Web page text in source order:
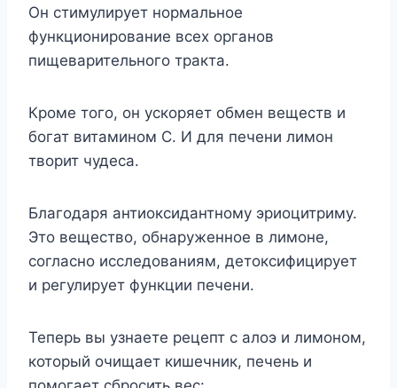
Он стимулирует нормальное
функционирование всех органов
пищеварительного тракта.
Кроме того, он ускоряет обмен веществ и
богат витамином С. И для печени лимон
творит чудеса.
Благодаря антиоксидантному эриоцитриму.
Это вещество, обнаруженное в лимоне,
согласно исследованиям, детоксифицирует
и регулирует функции печени.
Теперь вы узнаете рецепт с алоэ и лимоном,
который очищает кишечник, печень и